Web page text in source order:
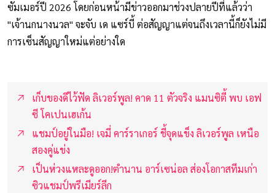
ซัมเมอร์ปี 2026 โดยก่อนหน้ามีข่าวออกมาช่วงปลายปีที่แล้วว่า
"เจ้านกนางนวล" จะจับ เด แซร์บี้ ต่อสัญญาแต่จนถึงเวลานี้ก็ยังไม่มี
การเซ็นสัญญาใหม่แต่อย่างใด
เก็บของดีไว้ฟัด ลิเวอร์พูล! คาด 11 ตัวจริง แมนซิตี้ พบ เอฟ
ซี โคเปนเฮเก้น
แชมป์อยู่ในมือ! เจมี่ คาร์ราเกอร์ ชี้จุดแข็ง ลิเวอร์พูล เหนือ
สองคู่แข่ง
เป็นห่วงแหละดูออก!ตำนาน อาร์เซน่อล ส่องโอกาสทีมเก่า
ซิวแชมป์พรีเมียร์ลีก